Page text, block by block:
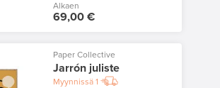
Alkaen
69,00 €
Paper Collective
Jarrón juliste
Myynnissä1